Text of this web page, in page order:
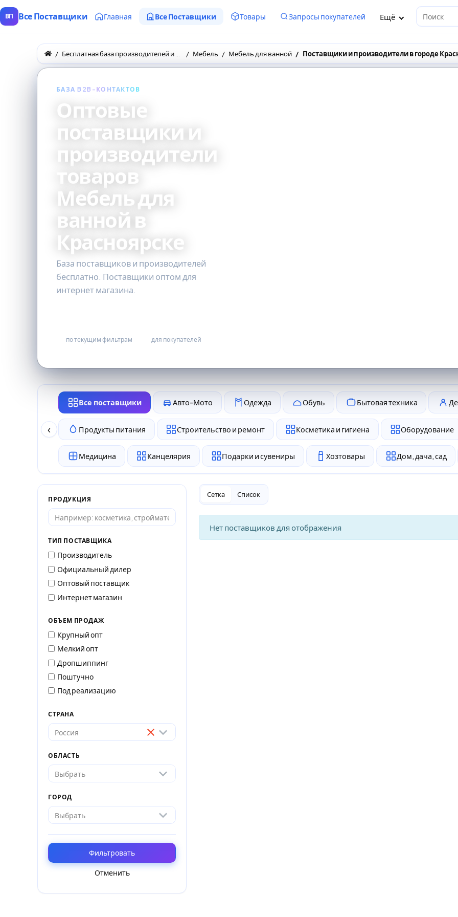
ВП Все Поставщики Главная Все Поставщики Товары Запросы покупателей Ещё Поиск
Мебель Мебель для ванной
БАЗА B2B-КОНТАКТОВ
Оптовые
поставщики и
производители
товаров
Мебель для
ванной в
Красноярске
База поставщиков и производителей
бесплатно. Поставщики оптом для
интернет магазина.
по текущим фильтрам для покупателей
‹
Все поставщики Авто-Мото Одежда Обувь Бытовая техника
Продукты питания Строительство и ремонт Косметика и гигиена Оборудование
Медицина Канцелярия Подарки и сувениры Хозтовары Дом, дача, сад
ПРОДУКЦИЯ
ТИП ПОСТАВЩИКА
Производитель
Официальный дилер
Оптовый поставщик
Интернет магазин
ОБЪЕМ ПРОДАЖ
Крупный опт
Мелкий опт
Дропшиппинг
Поштучно
Под реализацию
СТРАНА
Россия
ОБЛАСТЬ
Выбрать
ГОРОД
Выбрать
Фильтровать
Отменить
Сетка Список
Нет поставщиков для отображения